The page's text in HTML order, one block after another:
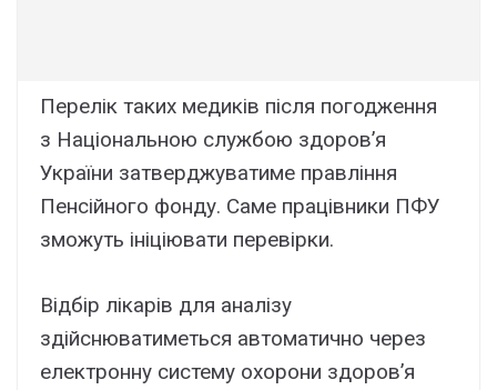
Перелік таких медиків після погодження
з Національною службою здоров’я
України затверджуватиме правління
Пенсійного фонду. Саме працівники ПФУ
зможуть ініціювати перевірки.
Відбір лікарів для аналізу
здійснюватиметься автоматично через
електронну систему охорони здоров’я